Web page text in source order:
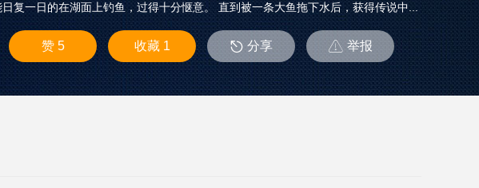
复一日的在湖面上钓鱼，过得十分惬意。 直到被一条大鱼拖下水后，获得传说中...
赞 5 收藏 1  分享  举报